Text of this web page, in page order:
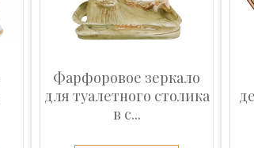
Фарфоровое зеркало
для туалетного столика
в с...